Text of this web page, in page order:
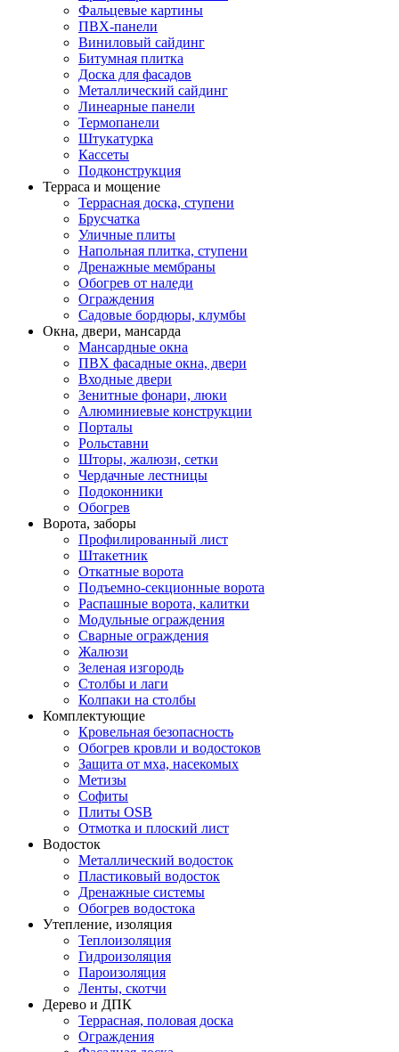
Фальцевые картины
ПВХ-панели
Виниловый сайдинг
Битумная плитка
Доска для фасадов
Металлический сайдинг
Линеарные панели
Термопанели
Штукатурка
Кассеты
Подконструкция
Терраса и мощение
Террасная доска, ступени
Брусчатка
Уличные плиты
Напольная плитка, ступени
Дренажные мембраны
Обогрев от наледи
Ограждения
Садовые бордюры, клумбы
Окна, двери, мансарда
Мансардные окна
ПВХ фасадные окна, двери
Входные двери
Зенитные фонари, люки
Алюминиевые конструкции
Порталы
Рольставни
Шторы, жалюзи, сетки
Чердачные лестницы
Подоконники
Обогрев
Ворота, заборы
Профилированный лист
Штакетник
Откатные ворота
Подъемно-секционные ворота
Распашные ворота, калитки
Модульные ограждения
Сварные ограждения
Жалюзи
Зеленая изгородь
Столбы и лаги
Колпаки на столбы
Комплектующие
Кровельная безопасность
Обогрев кровли и водостоков
Защита от мха, насекомых
Метизы
Софиты
Плиты OSB
Отмотка и плоский лист
Водосток
Металлический водосток
Пластиковый водосток
Дренажные системы
Обогрев водостока
Утепление, изоляция
Теплоизоляция
Гидроизоляция
Пароизоляция
Ленты, скотчи
Дерево и ДПК
Террасная, половая доска
Ограждения